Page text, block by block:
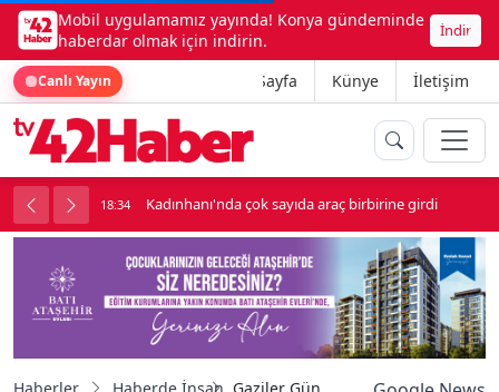
Mobil uygulamamız yayında! Konya gündeminde
haberdar olmak için indirin.
İndir
Canlı Yayın Ana Sayfa Künye İletişim
18:34 Kadınhanı'nda çok sayıda araç birbirine girdi